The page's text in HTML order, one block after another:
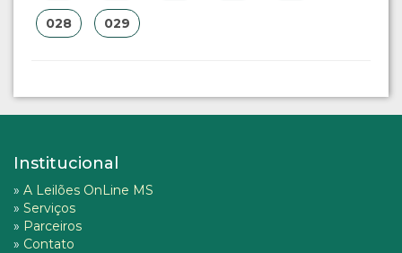
028 029
Institucional
» A Leilões OnLine MS
» Serviços
» Parceiros
» Contato